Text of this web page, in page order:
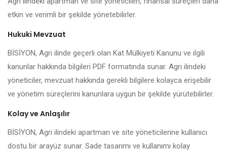
etkin ve verimli bir şekilde yönetebilirler.
Hukuki Mevzuat
BİSİYON, Agri ilinde geçerli olan Kat Mülkiyeti Kanunu ve ilgili
kanunlar hakkında bilgileri PDF formatında sunar. Agri ilindeki
yöneticiler, mevzuat hakkında gerekli bilgilere kolayca erişebilir
ve yönetim süreçlerini kanunlara uygun bir şekilde yürütebilirler.
Kolay ve Anlaşılır
BİSİYON, Agri ilindeki apartman ve site yöneticilerine kullanıcı
dostu bir arayüz sunar. Sade tasarımı ve kullanımı kolay